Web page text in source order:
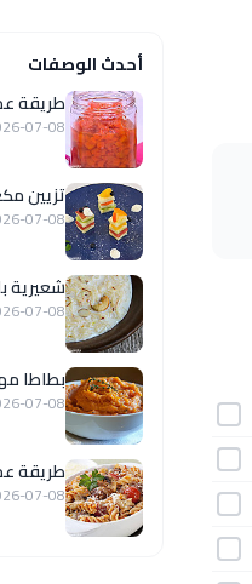
أحدث الوصفات
طريقة
07-08
تزيين
07-08
شعيرية
07-08
بطاطا
07-08
طريقة
07-08